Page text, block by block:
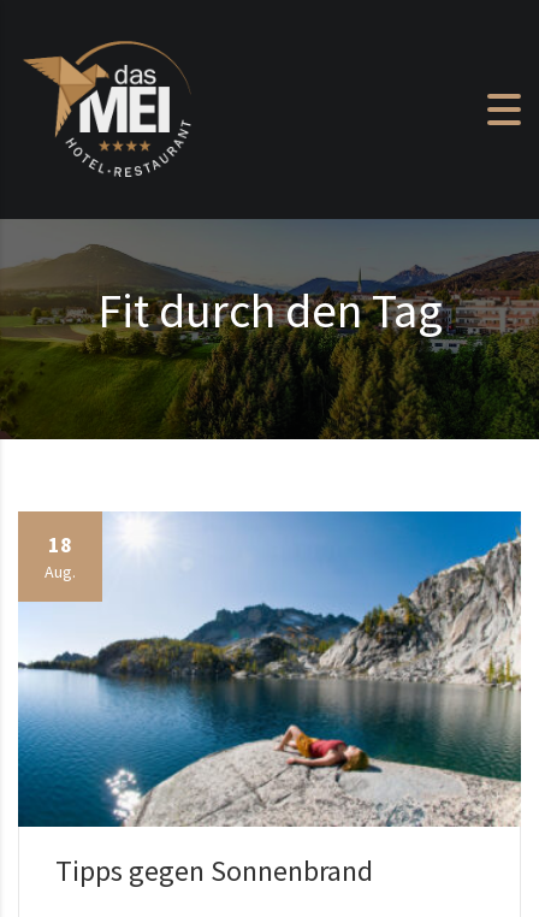
Fit durch den Tag
18
Aug.
Tipps gegen Sonnenbrand